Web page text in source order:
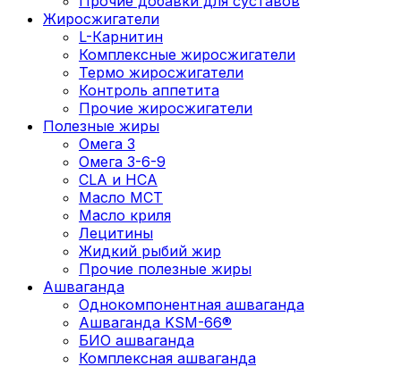
Жиросжигатели
L-Карнитин
Комплексные жиросжигатели
Термо жиросжигатели
Контроль аппетита
Прочие жиросжигатели
Полезные жиры
Омега 3
Омега 3-6-9
CLA и HCA
Масло МСТ
Масло криля
Лецитины
Жидкий рыбий жир
Прочие полезные жиры
Ашваганда
Однокомпонентная ашваганда
Ашваганда KSM-66®
БИО ашваганда
Комплексная ашваганда